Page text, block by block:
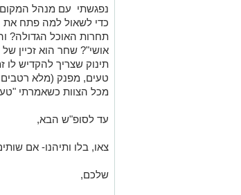
נפגשתי עם מנהל
כדי לשאול למה פתח את
תחרות האוכל הגדולה?
אושי"? שחר הוא זכיין
תינוק שצריך להקדיש לו
טעים, מפנק (מלא רטבים
מכל הצוות כשאמרתי
עד לסופ"ש הבא,
צאו, בלו ותיהנו- אם
שלכם,